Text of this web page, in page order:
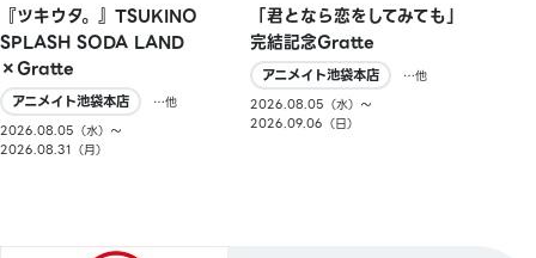
『ツキウタ。』TSUKINO
SPLASH SODA LAND
×Gratte
アニメイト池袋本店
…他
2026.08.05（水）〜
2026.08.31（月）
「君となら恋をしてみても」
完結記念Gratte
アニメイト池袋本店
…他
2026.08.05（水）〜
2026.09.06（日）